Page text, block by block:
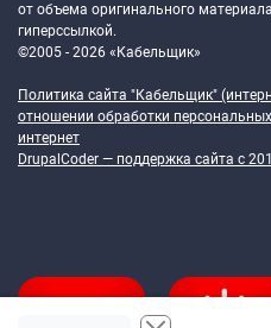
от объема оригинального
гиперссылкой.
©2005 - 2026 «Кабельщик»
Политика сайта "Кабельщик"
отношении обработки
интернет
DrupalCoder — поддержка сайта c